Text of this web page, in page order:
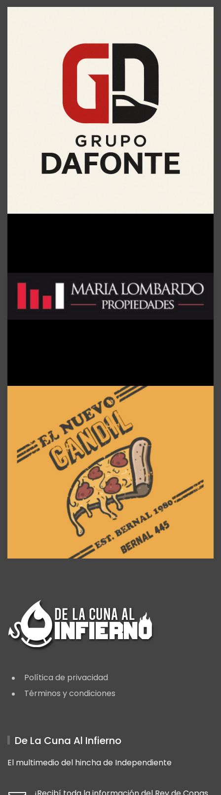
Política de privacidad
Términos y condiciones
De La Cuna Al Infierno
El multimedio del hincha de Independiente